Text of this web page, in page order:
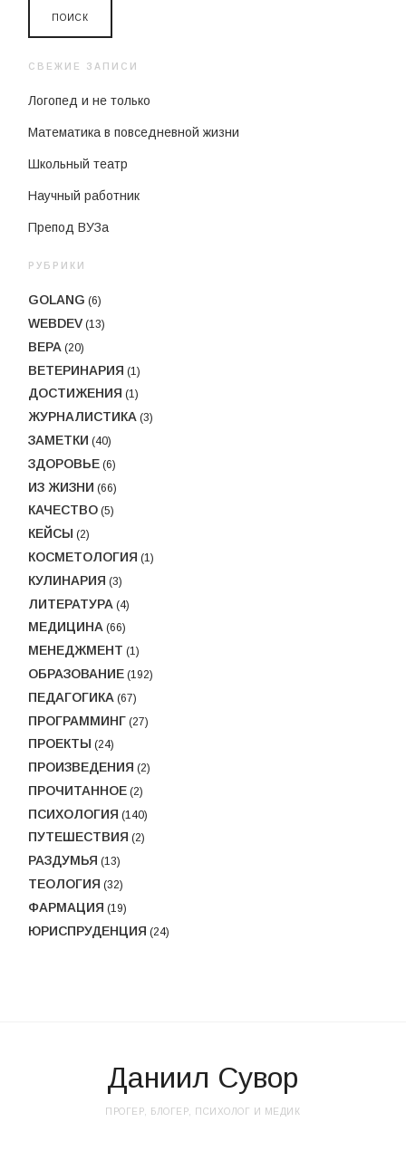
СВЕЖИЕ ЗАПИСИ
Логопед и не только
Математика в повседневной жизни
Школьный театр
Научный работник
Препод ВУЗа
РУБРИКИ
GOLANG (6)
WEBDEV (13)
ВЕРА (20)
ВЕТЕРИНАРИЯ (1)
ДОСТИЖЕНИЯ (1)
ЖУРНАЛИСТИКА (3)
ЗАМЕТКИ (40)
ЗДОРОВЬЕ (6)
ИЗ ЖИЗНИ (66)
КАЧЕСТВО (5)
КЕЙСЫ (2)
КОСМЕТОЛОГИЯ (1)
КУЛИНАРИЯ (3)
ЛИТЕРАТУРА (4)
МЕДИЦИНА (66)
МЕНЕДЖМЕНТ (1)
ОБРАЗОВАНИЕ (192)
ПЕДАГОГИКА (67)
ПРОГРАММИНГ (27)
ПРОЕКТЫ (24)
ПРОИЗВЕДЕНИЯ (2)
ПРОЧИТАННОЕ (2)
ПСИХОЛОГИЯ (140)
ПУТЕШЕСТВИЯ (2)
РАЗДУМЬЯ (13)
ТЕОЛОГИЯ (32)
ФАРМАЦИЯ (19)
ЮРИСПРУДЕНЦИЯ (24)
Даниил Сувор
ПРОГЕР, БЛОГЕР, ПСИХОЛОГ И МЕДИК